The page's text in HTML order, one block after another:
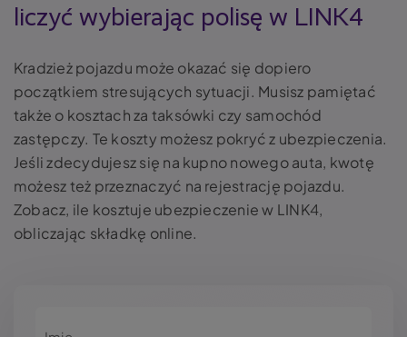
liczyć wybierając polisę w LINK4
Kradzież pojazdu może okazać się dopiero
początkiem stresujących sytuacji. Musisz pamiętać
także o kosztach za taksówki czy samochód
zastępczy. Te koszty możesz pokryć z ubezpieczenia.
Jeśli zdecydujesz się na kupno nowego auta, kwotę
możesz też przeznaczyć na rejestrację pojazdu.
Zobacz, ile kosztuje ubezpieczenie w LINK4,
obliczając składkę online.